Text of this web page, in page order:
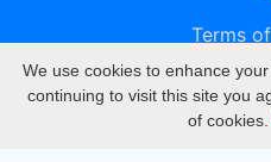
Terms
We use cookies to enhance
continuing to visit this site you
of cookies.